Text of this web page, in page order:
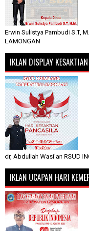
Erwin Sulistya Pambudi S.T,
LAMONGAN
IKLAN DISPLAY
dr, Abdullah Wasi'an RSUD
IKLAN UCAPAN HARI